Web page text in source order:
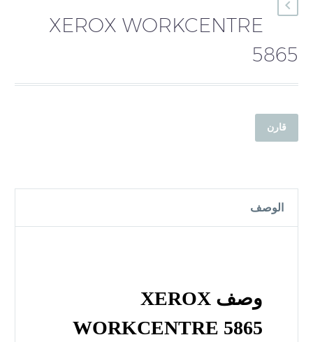
XEROX WORKCENTRE
5865
قارن
الوصف
وصف XEROX
WORKCENTRE 5865